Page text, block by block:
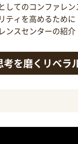
してのコンファレ
ティを高めるために
ンスセンターの紹介
考を磨くリベラ